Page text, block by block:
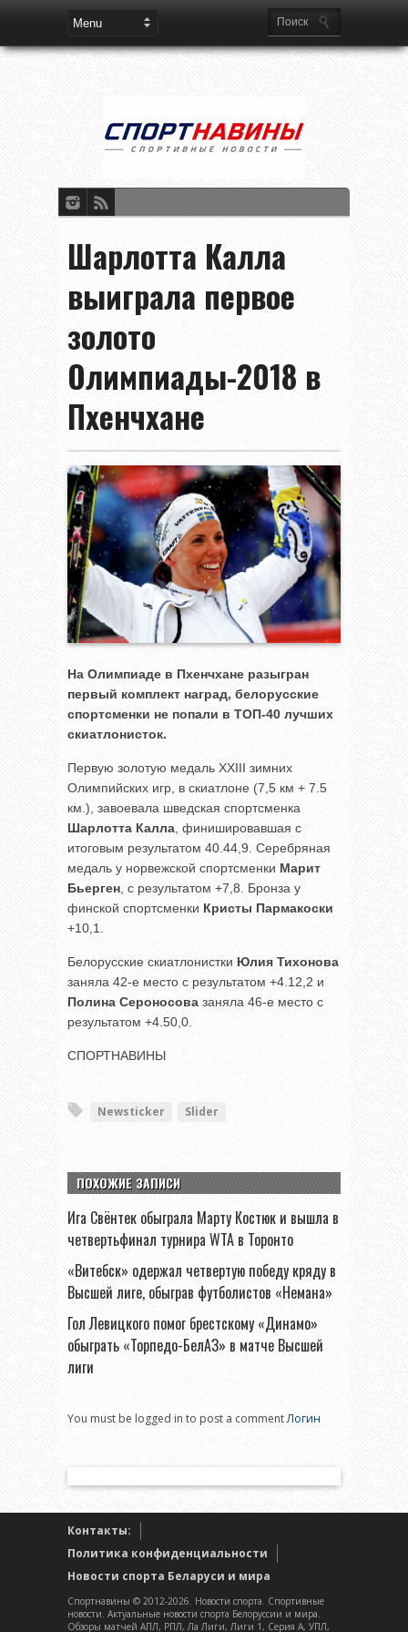
Шарлотта Калла
выиграла первое
золото
Олимпиады-2018 в
Пхенчхане
На Олимпиаде в Пхенчхане разыгран
первый комплект наград, белорусские
спортсменки не попали в ТОП-40 лучших
скиатлонисток.
Первую золотую медаль XXIII зимних
Олимпийских игр, в скиатлоне (7,5 км + 7.5
км.), завоевала шведская спортсменка
Шарлотта Калла , финишировавшая с
итоговым результатом 40.44,9. Серебряная
медаль у норвежской спортсменки Марит
Бьерген , с результатом +7,8. Бронза у
финской спортсменки Кристы Пармакоски
+10,1.
Белорусские скиатлонистки Юлия Тихонова
заняла 42-е место с результатом +4.12,2 и
Полина Сероносова заняла 46-е место с
результатом +4.50,0.
СПОРТНАВИНЫ
Newsticker Slider
ПОХОЖИЕ ЗАПИСИ
Ига Свёнтек обыграла Марту Костюк и вышла в
четвертьфинал турнира WTA в Торонто
«Витебск» одержал четвертую победу кряду в
Высшей лиге, обыграв футболистов «Немана»
Гол Левицкого помог брестскому «Динамо»
обыграть «Торпедо-БелАЗ» в матче Высшей
лиги
You must be logged in to post a commentЛогин
Контакты:
Политика конфиденциальности
Новости спорта Беларуси и мира
Спортнавины © 2012-2026. Новости спорта. Спортивные
новости. Актуальные новости спорта Белоруссии и мира.
Обзоры матчей АПЛ, РПЛ, Ла Лиги, Лиги 1, Серия А, УПЛ,